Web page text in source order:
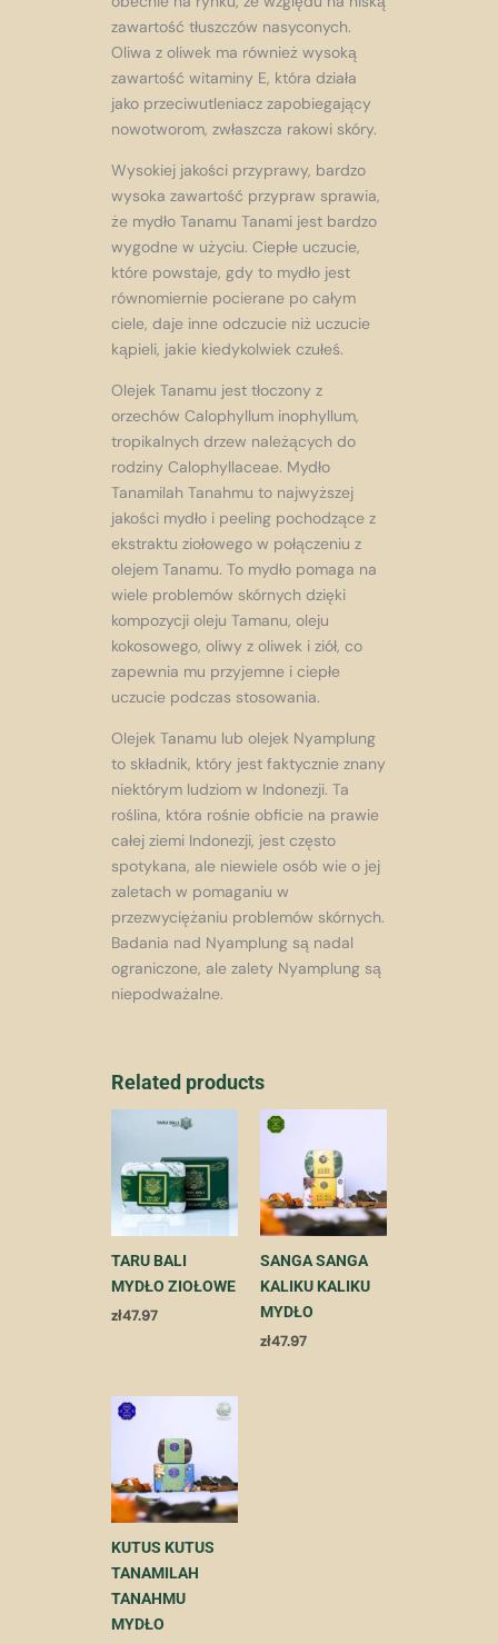
zawartość tłuszczów nasyconych.
Oliwa z oliwek ma również wysoką
zawartość witaminy E, która działa
jako przeciwutleniacz zapobiegający
nowotworom, zwłaszcza rakowi skóry.
Wysokiej jakości przyprawy, bardzo
wysoka zawartość przypraw sprawia,
że ​​mydło Tanamu Tanami jest bardzo
wygodne w użyciu. Ciepłe uczucie,
które powstaje, gdy to mydło jest
równomiernie pocierane po całym
ciele, daje inne odczucie niż uczucie
kąpieli, jakie kiedykolwiek czułeś.
Olejek Tanamu jest tłoczony z
orzechów Calophyllum inophyllum,
tropikalnych drzew należących do
rodziny Calophyllaceae. Mydło
Tanamilah Tanahmu to najwyższej
jakości mydło i peeling pochodzące z
ekstraktu ziołowego w połączeniu z
olejem Tanamu. To mydło pomaga na
wiele problemów skórnych dzięki
kompozycji oleju Tamanu, oleju
kokosowego, oliwy z oliwek i ziół, co
zapewnia mu przyjemne i ciepłe
uczucie podczas stosowania.
Olejek Tanamu lub olejek Nyamplung
to składnik, który jest faktycznie znany
niektórym ludziom w Indonezji. Ta
roślina, która rośnie obficie na prawie
całej ziemi Indonezji, jest często
spotykana, ale niewiele osób wie o jej
zaletach w pomaganiu w
przezwyciężaniu problemów skórnych.
Badania nad Nyamplung są nadal
ograniczone, ale zalety Nyamplung są
niepodważalne.
Related products
TARU BALI
MYDŁO ZIOŁOWE
zł47.97
SANGA SANGA
KALIKU KALIKU
MYDŁO
zł47.97
KUTUS KUTUS
TANAMILAH
TANAHMU
MYDŁO